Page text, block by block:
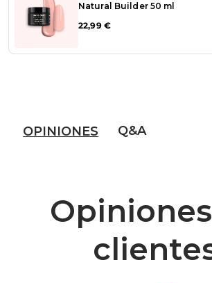
Natural Builder 50 ml
22,99 €
OPINIONES Q&A